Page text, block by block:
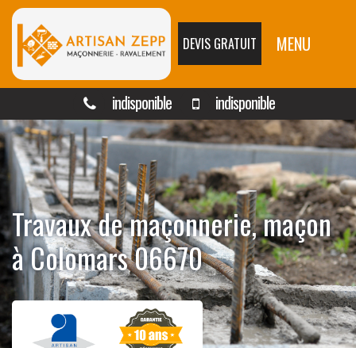
DEVIS GRATUIT MENU
indisponible indisponible
Travaux de maçonnerie, maçon
à Colomars 06670